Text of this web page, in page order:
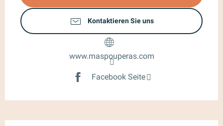
Kontaktieren Sie uns
www.maspouperas.com
Facebook Seite